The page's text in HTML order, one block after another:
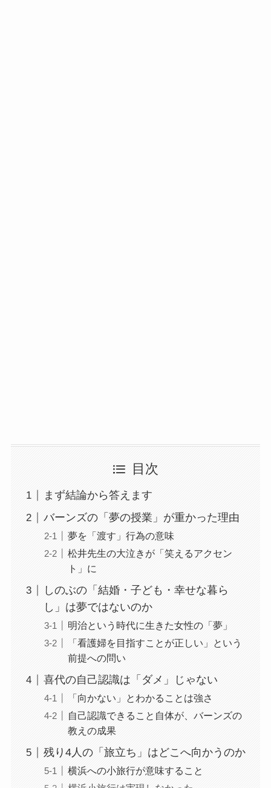
目次
まず結論から答えます
バーンズの「夢の授業」が重かった理由
夢を「渡す」行為の意味
松井先生の大泣きが「笑えるアクセン
ト」に
しのぶの「結婚・子ども・幸せな暮ら
し」は夢ではないのか
明治という時代に生きた女性の「夢」
「看護婦を目指すことが正しい」という
前提への問い
喜代の自己認識は「ダメ」じゃない
「向かない」とわかることは強さ
自己認識できること自体が、バーンズの
教えの成果
残り4人の「旅立ち」はどこへ向かうのか
横浜への小旅行が意味すること